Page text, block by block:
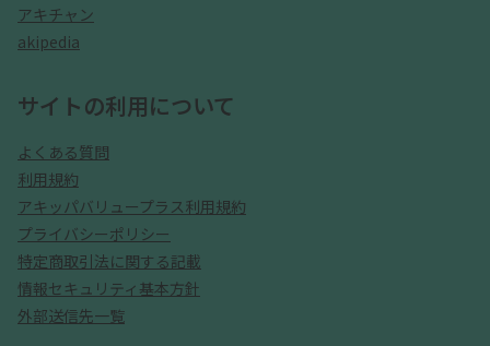
アキチャン
akipedia
サイトの利用について
よくある質問
利用規約
アキッパバリュープラス利用規約
プライバシーポリシー
特定商取引法に関する記載
情報セキュリティ基本方針
外部送信先一覧